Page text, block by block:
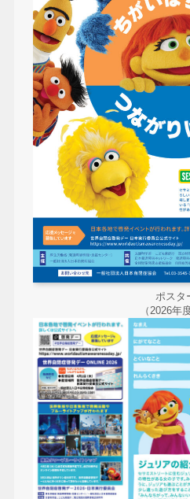
ポスタ
（2026年